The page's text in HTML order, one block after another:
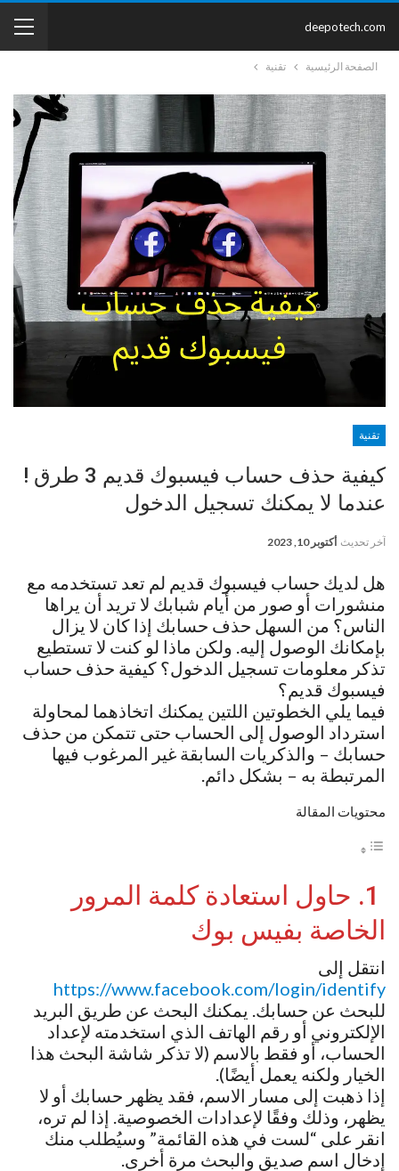
deepotech.com
الصفحة الرئيسية تقنية
تقنية
كيفية حذف حساب فيسبوك قديم 3 طرق !
عندما لا يمكنك تسجيل الدخول
آخر تحديث أكتوبر 10, 2023
هل لديك حساب فيسبوك قديم لم تعد تستخدمه مع
منشورات أو صور من أيام شبابك لا تريد أن يراها
الناس؟ من السهل حذف حسابك إذا كان لا يزال
بإمكانك الوصول إليه. ولكن ماذا لو كنت لا تستطيع
تذكر معلومات تسجيل الدخول؟ كيفية حذف حساب
فيسبوك قديم؟
فيما يلي الخطوتين اللتين يمكنك اتخاذهما لمحاولة
استرداد الوصول إلى الحساب حتى تتمكن من حذف
حسابك – والذكريات السابقة غير المرغوب فيها
المرتبطة به – بشكل دائم.
محتويات المقالة
1. حاول استعادة كلمة المرور
الخاصة بفيس بوك
انتقل إلى
https://www.facebook.com/login/identify
للبحث عن حسابك. يمكنك البحث عن طريق البريد
الإلكتروني أو رقم الهاتف الذي استخدمته لإعداد
الحساب، أو فقط بالاسم (لا تذكر شاشة البحث هذا
الخيار ولكنه يعمل أيضًا).
إذا ذهبت إلى مسار الاسم، فقد يظهر حسابك أو لا
يظهر، وذلك وفقًا لإعدادات الخصوصية. إذا لم تره،
انقر على “لست في هذه القائمة” وسيُطلب منك
إدخال اسم صديق والبحث مرة أخرى.